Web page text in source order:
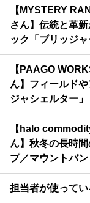
【MYSTERY
さん】伝統と革
ック「ブリッジャ
【PAAGO
ん】フィールド
ジャシェルター」
【halo
ん】秋冬の長時
プ／マウントバン
担当者が使って